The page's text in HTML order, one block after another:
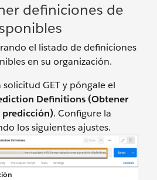
definiciones de
el listado de definiciones
en su organización.
GET y póngale el
Definitions (Obtener
predicción). Configure la
los siguientes ajustes.